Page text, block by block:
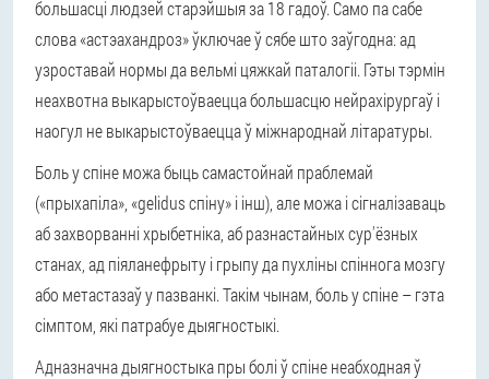
большасці людзей старэйшыя за 18 гадоў. Само па сабе
слова «астэахандроз» ўключае ў сябе што заўгодна: ад
узроставай нормы да вельмі цяжкай паталогіі. Гэты тэрмін
неахвотна выкарыстоўваецца большасцю нейрахірургаў і
наогул не выкарыстоўваецца ў міжнароднай літаратуры.
Боль у спіне можа быць самастойнай праблемай
(«прыхапіла», «gelidus спіну» і інш), але можа і сігналізаваць
аб захворванні хрыбетніка, аб разнастайных сур'ёзных
станах, ад піяланефрыту і грыпу да пухліны спіннога мозгу
або метастазаў у пазванкі. Такім чынам, боль у спіне – гэта
сімптом, які патрабуе дыягностыкі.
Адназначна дыягностыка пры болі ў спіне неабходная ў